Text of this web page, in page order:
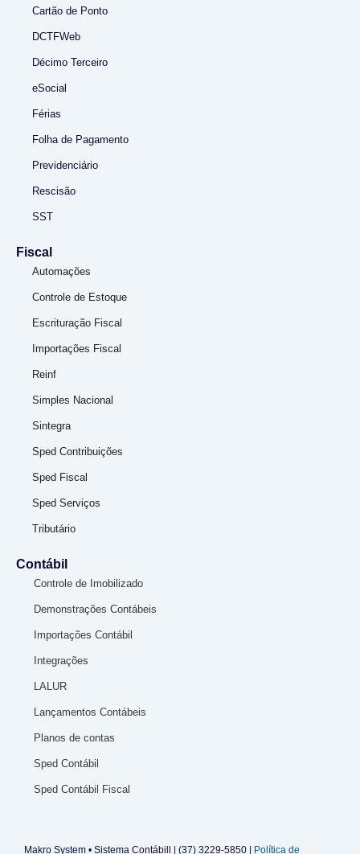
Cartão de Ponto
DCTFWeb
Décimo Terceiro
eSocial
Férias
Folha de Pagamento
Previdenciário
Rescisão
SST
Fiscal
Automações
Controle de Estoque
Escrituração Fiscal
Importações Fiscal
Reinf
Simples Nacional
Sintegra
Sped Contribuições
Sped Fiscal
Sped Serviços
Tributário
Contábil
Controle de Imobilizado
Demonstrações Contábeis
Importações Contábil
Integrações
LALUR
Lançamentos Contábeis
Planos de contas
Sped Contábil
Sped Contábil Fiscal
Makro System • Sistema Contábill | (37) 3229-5850 | Política de